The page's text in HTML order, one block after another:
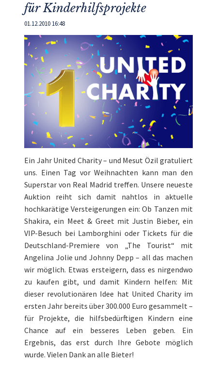
für Kinderhilfsprojekte
01.12.2010 16:48
Ein Jahr United Charity – und Mesut Özil gratuliert
uns. Einen Tag vor Weihnachten kann man den
Superstar von Real Madrid treffen. Unsere neueste
Auktion reiht sich damit nahtlos in aktuelle
hochkarätige Versteigerungen ein: Ob Tanzen mit
Shakira, ein Meet & Greet mit Justin Bieber, ein
VIP-Besuch bei Lamborghini oder Tickets für die
Deutschland-Premiere von „The Tourist“ mit
Angelina Jolie und Johnny Depp – all das machen
wir möglich. Etwas ersteigern, dass es nirgendwo
zu kaufen gibt, und damit Kindern helfen: Mit
dieser revolutionären Idee hat United Charity im
ersten Jahr bereits über 300.000 Euro gesammelt –
für Projekte, die hilfsbedürftigen Kindern eine
Chance auf ein besseres Leben geben. Ein
Ergebnis, das erst durch Ihre Gebote möglich
wurde. Vielen Dank an alle Bieter!